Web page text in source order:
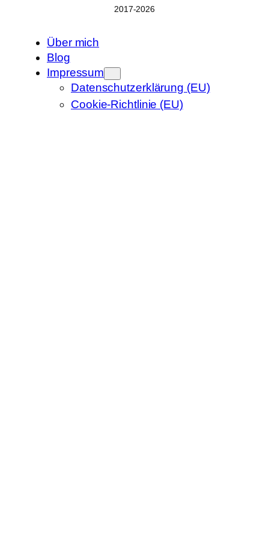
2017-2026
Über mich
Blog
Impressum
Datenschutzerklärung (EU)
Cookie-Richtlinie (EU)